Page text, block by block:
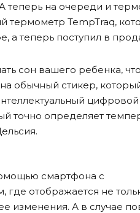
теперь на очереди и
термометр TempTraq,
а теперь поступил в
сон вашего ребенка,
обычный стикер,
цифровой
точно определяет
смартфона с
отображается не
изменения. А в случае